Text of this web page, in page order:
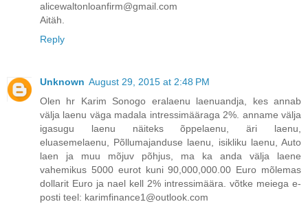
alicewaltonloanfirm@gmail.com
Aitäh.
Reply
Unknown August 29, 2015 at 2:48 PM
Olen hr Karim Sonogo eralaenu laenuandja, kes annab
välja laenu väga madala intressimääraga 2%. anname välja
igasugu laenu näiteks õppelaenu, äri laenu,
eluasemelaenu, Põllumajanduse laenu, isikliku laenu, Auto
laen ja muu mõjuv põhjus, ma ka anda välja laene
vahemikus 5000 eurot kuni 90,000,000.00 Euro mõlemas
dollarit Euro ja nael kell 2% intressimäära. võtke meiega e-
posti teel: karimfinance1@outlook.com